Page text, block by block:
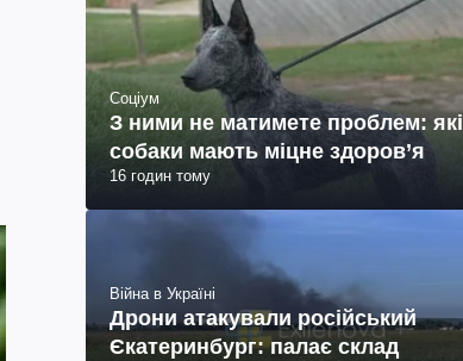
Соціум
З ними не матимете проблем: які
собаки мають міцне здоров’я
16 годин тому
Війна в Україні
Дрони атакували російський
Єкатеринбург: палає склад